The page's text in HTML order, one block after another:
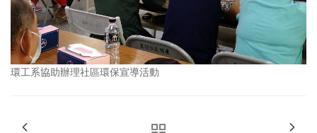
環工系協助辦理社區環保宣導活動